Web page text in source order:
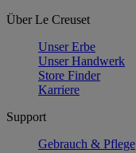
Über Le Creuset
Unser Erbe
Unser Handwerk
Store Finder
Karriere
Support
Gebrauch & Pflege